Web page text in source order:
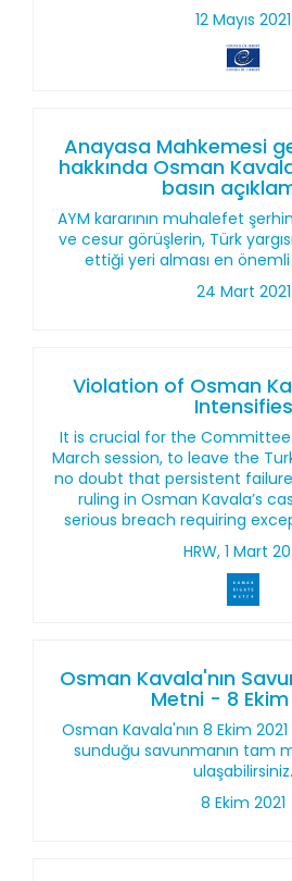
12 Mayıs 2021
Anayasa Mahkemesi
hakkında Osman
basın
AYM kararının muhalefet
ve cesur görüşlerin, Türk
ettiği yeri alması en
24 Mart 2021
Violation of Osman
Intensifies
It is crucial for the
March session, to leave the
no doubt that persistent
ruling in Osman Kavala’s
serious breach requiring
HRW, 1 Mart
Osman Kavala'nın
Metni - 8 Ekim
Osman Kavala'nın 8 Ekim
sunduğu savunmanın tam
ulaşabilirsiniz.
8 Ekim 2021